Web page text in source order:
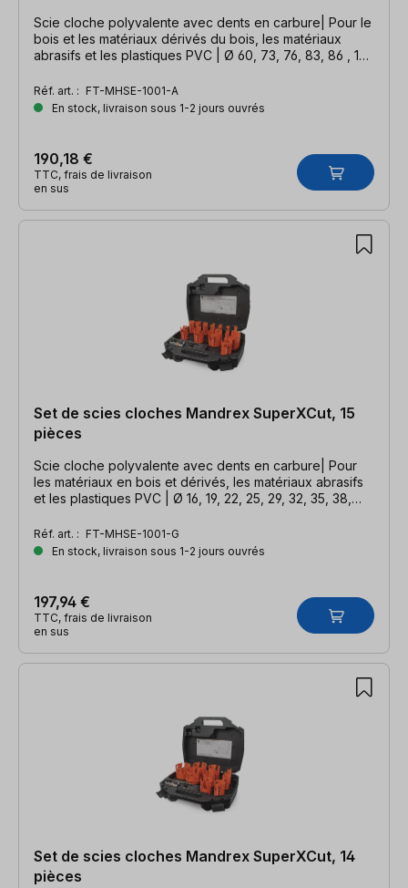
Scie cloche polyvalente avec dents en carbure| Pour le
bois et les matériaux dérivés du bois, les matériaux
abrasifs et les plastiques PVC | Ø 60, 73, 76, 83, 86 , 102
Réf. art. : FT-MHSE-1001-A
En stock, livraison sous 1-2 jours ouvrés
190,18 €
TTC, frais de livraison
en sus
Set de scies cloches Mandrex SuperXCut, 15
pièces
Scie cloche polyvalente avec dents en carbure| Pour
les matériaux en bois et dérivés, les matériaux abrasifs
et les plastiques PVC | Ø 16, 19, 22, 25, 29, 32, 35, 38,
Réf. art. : FT-MHSE-1001-G
En stock, livraison sous 1-2 jours ouvrés
197,94 €
TTC, frais de livraison
en sus
Set de scies cloches Mandrex SuperXCut, 14
pièces